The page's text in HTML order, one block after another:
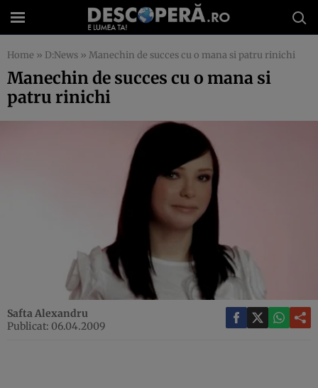
Home » D:News » Manechin de succes cu o mana si patru rinichi
Manechin de succes cu o mana si
patru rinichi
Safta Alexandru
Publicat: 06.04.2009